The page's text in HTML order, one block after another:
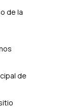
de la
de